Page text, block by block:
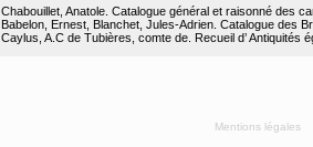
Chabouillet, Anatole. Catalogue général et raisonné des
Babelon, Ernest, Blanchet, Jules-Adrien. Catalogue des
Caylus, A.C de Tubières, comte de. Recueil d’
Mentions légales